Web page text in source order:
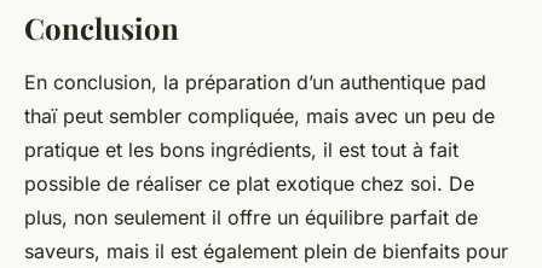
Conclusion
En conclusion, la préparation d’un authentique pad
thaï peut sembler compliquée, mais avec un peu de
pratique et les bons ingrédients, il est tout à fait
possible de réaliser ce plat exotique chez soi. De
plus, non seulement il offre un équilibre parfait de
saveurs, mais il est également plein de bienfaits pour